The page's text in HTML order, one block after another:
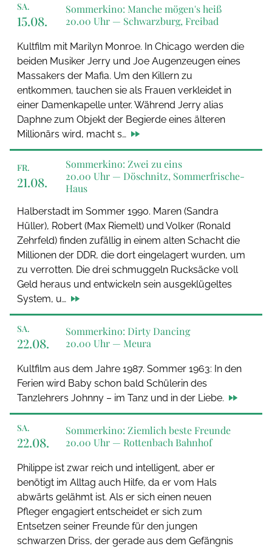
SA.
15.08.
Sommerkino: Manche mögen's heiß
20.00 Uhr — Schwarzburg, Freibad
Kultfilm mit Marilyn Monroe. In Chicago werden die
beiden Musiker Jerry und Joe Augenzeugen eines
Massakers der Mafia. Um den Killern zu
entkommen, tauchen sie als Frauen verkleidet in
einer Damenkapelle unter. Während Jerry alias
Daphne zum Objekt der Begierde eines älteren
Millionärs wird, macht s…
FR.
21.08.
Sommerkino: Zwei zu eins
20.00 Uhr — Döschnitz, Sommerfrische-
Haus
Halberstadt im Sommer 1990. Maren (Sandra
Hüller), Robert (Max Riemelt) und Volker (Ronald
Zehrfeld) finden zufällig in einem alten Schacht die
Millionen der DDR, die dort eingelagert wurden, um
zu verrotten. Die drei schmuggeln Rucksäcke voll
Geld heraus und entwickeln sein ausgeklügeltes
System, u…
SA.
22.08.
Sommerkino: Dirty Dancing
20.00 Uhr — Meura
Kultfilm aus dem Jahre 1987. Sommer 1963: In den
Ferien wird Baby schon bald Schülerin des
Tanzlehrers Johnny – im Tanz und in der Liebe.
SA.
22.08.
Sommerkino: Ziemlich beste Freunde
20.00 Uhr — Rottenbach Bahnhof
Philippe ist zwar reich und intelligent, aber er
benötigt im Alltag auch Hilfe, da er vom Hals
abwärts gelähmt ist. Als er sich einen neuen
Pfleger engagiert entscheidet er sich zum
Entsetzen seiner Freunde für den jungen
schwarzen Driss, der gerade aus dem Gefängnis